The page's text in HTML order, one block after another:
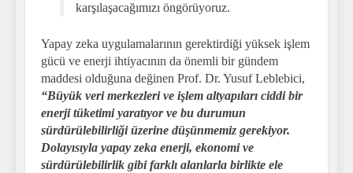
karşılaşacağımızı öngörüyoruz.
Yapay zeka uygulamalarının gerektirdiği yüksek işlem
gücü ve enerji ihtiyacının da önemli bir gündem
maddesi olduğuna değinen Prof. Dr. Yusuf Leblebici,
“Büyük veri merkezleri ve işlem altyapıları ciddi bir
enerji tüketimi yaratıyor ve bu durumun
sürdürülebilirliği üzerine düşünmemiz gerekiyor.
Dolayısıyla yapay zeka enerji, ekonomi ve
sürdürülebilirlik gibi farklı alanlarla birlikte ele